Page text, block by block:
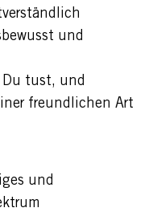
und
Du tust, und
freundlichen Art
und